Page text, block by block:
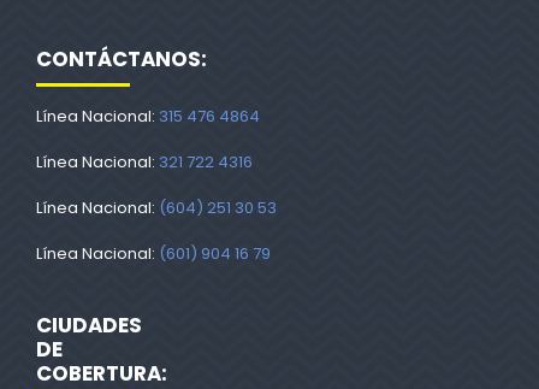
CONTÁCTANOS:
Línea Nacional: 315 476 4864
Línea Nacional: 321 722 4316
Línea Nacional: (604) 251 30 53
Línea Nacional: (601) 904 16 79
CIUDADES
DE
COBERTURA: